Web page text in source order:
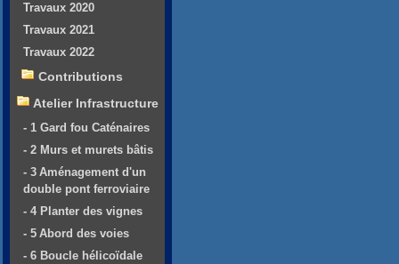
Travaux 2020
Travaux 2021
Travaux 2022
Contributions
Atelier Infrastructure
- 1 Gard fou Caténaires
- 2 Murs et murets bâtis
- 3 Aménagement d'un
double pont ferroviaire
- 4 Planter des vignes
- 5 Abord des voies
- 6 Boucle hélicoïdale